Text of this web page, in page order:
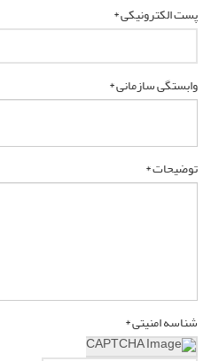
پست الکترونیکی *
وابستگی سازمانی *
توضیحات *
شناسه امنیتی *